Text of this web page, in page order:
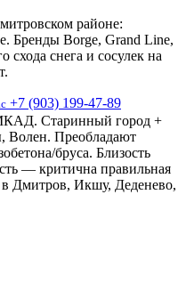
районе:
Бренды Borge, Grand Line,
схода снега и сосулек на
+7 (903) 199-47-89
Старинный город +
Волен. Преобладают
бруса. Близость
— критична правильная
в Дмитров, Икшу, Деденево,